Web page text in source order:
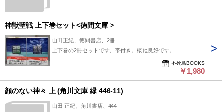
神獣聖戦 上下巻セット<徳間文庫 >
山田正紀、徳間書店、2冊
上下巻の2冊セットです。帯付き。概ね良好です。
不死鳥BOOKS
￥1,980
顔のない神々 上 (角川文庫 緑 446-11)
山田 正紀、角川書店、444